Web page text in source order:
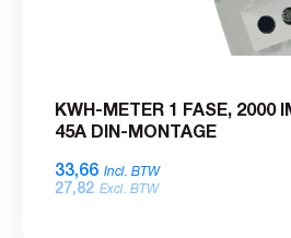
KWH-METER 1 FASE, 2000
45A DIN-MONTAGE
33,66 Incl. BTW
27,82 Excl. BTW